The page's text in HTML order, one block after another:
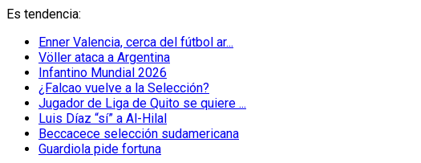
Es tendencia:
Enner Valencia, cerca del fútbol ar...
Völler ataca a Argentina
Infantino Mundial 2026
¿Falcao vuelve a la Selección?
Jugador de Liga de Quito se quiere ...
Luis Díaz “sí” a Al-Hilal
Beccacece selección sudamericana
Guardiola pide fortuna